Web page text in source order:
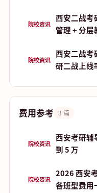
院校资讯
西安二战考
管理 + 分层
院校资讯
西安二战考
研二战上线
费用参考 3 篇
院校资讯
西安考研辅
到 5 万
院校资讯
2026 西安
各班型费用